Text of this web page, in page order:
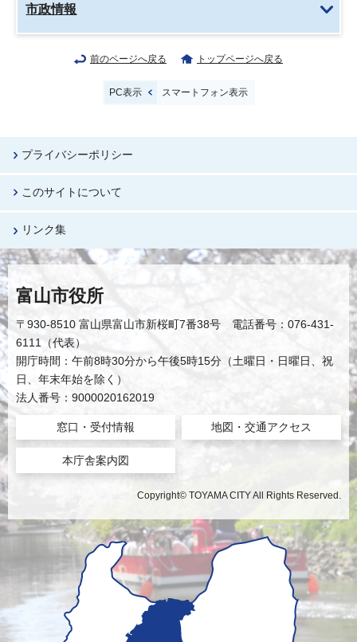
市政情報
前のページへ戻る トップページへ戻る
PC表示 スマートフォン表示
プライバシーポリシー
このサイトについて
リンク集
富山市役所
〒930-8510 富山県富山市新桜町7番38号 電話番号：076-431-
6111（代表）
開庁時間：午前8時30分から午後5時15分（土曜日・日曜日、祝
日、年末年始を除く）
法人番号：9000020162019
窓口・受付情報 地図・交通アクセス
本庁舎案内図
Copyright© TOYAMA CITY All Rights Reserved.